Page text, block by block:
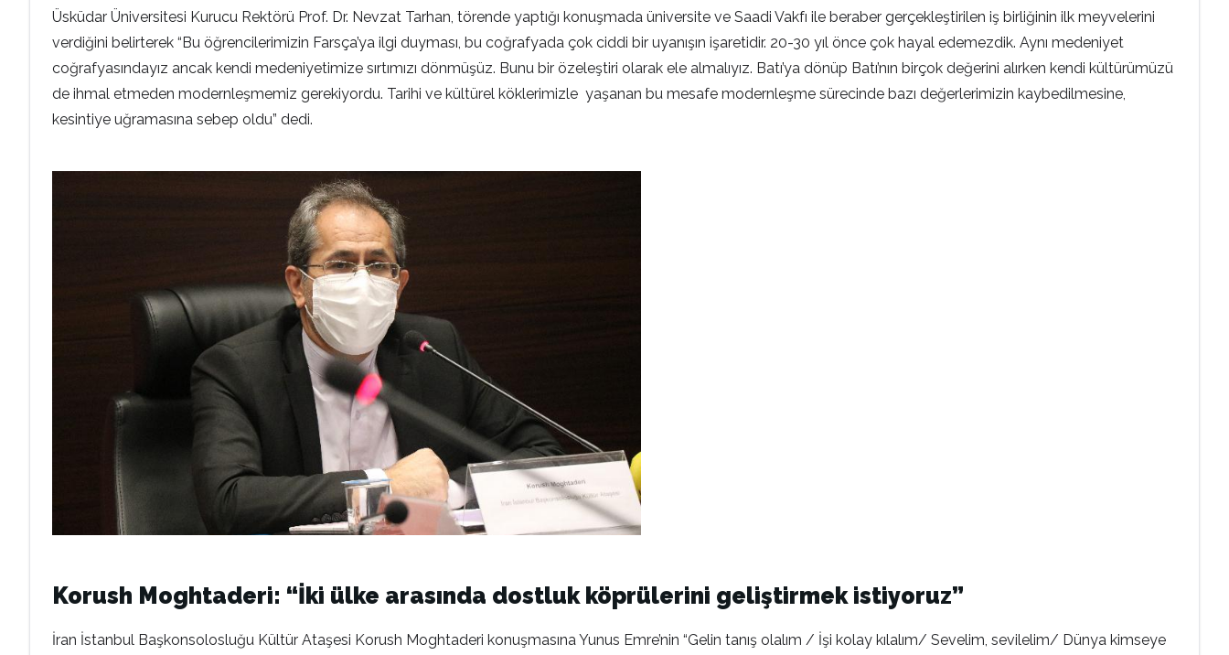
Üsküdar Üniversitesi Kurucu Rektörü Prof. Dr. Nevzat Tarhan, törende yaptığı konuşmada üniversite ve Saadi Vakfı ile beraber gerçekleştirilen iş birliğinin ilk meyvelerini
verdiğini belirterek “Bu öğrencilerimizin Farsça’ya ilgi duyması, bu coğrafyada çok ciddi bir uyanışın işaretidir. 20-30 yıl önce çok hayal edemezdik. Aynı medeniyet
coğrafyasındayız ancak kendi medeniyetimize sırtımızı dönmüşüz. Bunu bir özeleştiri olarak ele almalıyız. Batı’ya dönüp Batı’nın birçok değerini alırken kendi kültürümüzü
de ihmal etmeden modernleşmemiz gerekiyordu. Tarihi ve kültürel köklerimizle yaşanan bu mesafe modernleşme sürecinde bazı değerlerimizin kaybedilmesine,
kesintiye uğramasına sebep oldu” dedi.
Korush Moghtaderi: “İki ülke arasında dostluk köprülerini geliştirmek istiyoruz”
İran İstanbul Başkonsolosluğu Kültür Ataşesi Korush Moghtaderi konuşmasına Yunus Emre’nin “Gelin tanış olalım / İşi kolay kılalım/ Sevelim, sevilelim/ Dünya kimseye